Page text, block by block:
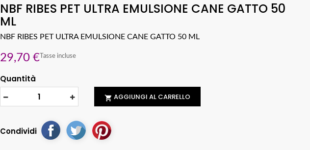
NBF RIBES PET ULTRA EMULSIONE CANE GATTO 50
ML
NBF RIBES PET ULTRA EMULSIONE CANE GATTO 50 ML
29,70 € Tasse incluse
Quantità
 AGGIUNGI AL CARRELLO
Condividi